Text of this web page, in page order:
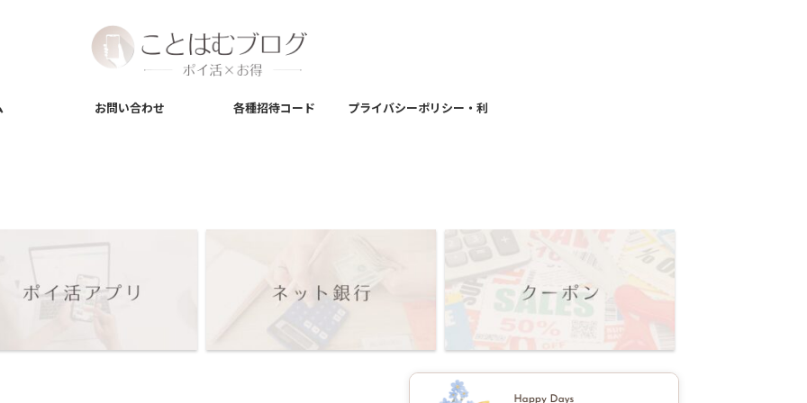
お問い合わせ 各種招待コード プライバシーポリシー・利